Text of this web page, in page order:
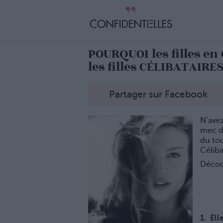
POURQUOI les filles
les filles
Partager sur Facebook
mec
du
1.